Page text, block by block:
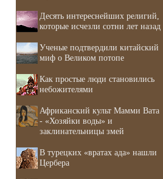
Десять интереснейших религий,
которые исчезли сотни лет назад
Ученые подтвердили китайский
миф о Великом потопе
Как простые люди становились
небожителями
Африканский культ Мамми Вата
- «Хозяйки воды» и
заклинательницы змей
В турецких «вратах ада» нашли
Цербера